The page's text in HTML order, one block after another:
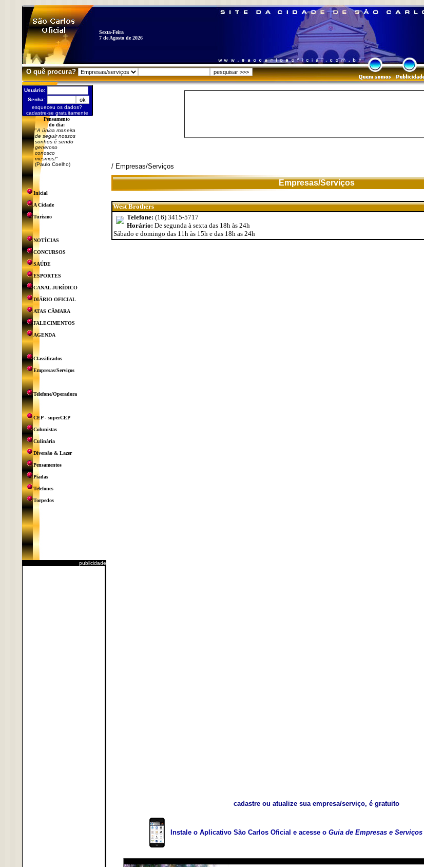
Sexta-Feira
7 de Agosto de 2026
O quê procura?
Usuário:
Senha:
esqueceu os dados?
cadastre-se gratuitamente
Pensamento
do dia:
"A única maneira
de seguir nossos
sonhos é sendo
generoso
conosco
mesmos!"
(Paulo Coelho)
Inicial
A Cidade
Turismo
NOTÍCIAS
CONCURSOS
SAÚDE
ESPORTES
CANAL JURÍDICO
DIÁRIO OFICIAL
ATAS CÂMARA
FALECIMENTOS
AGENDA
Classificados
Empresas/Serviços
Telefone/Operadora
CEP - superCEP
Colunistas
Culinária
Diversão & Lazer
Pensamentos
Piadas
Telefones
Torpedos
publicidade
/ Empresas/Serviços
Empresas/Serviços
West Brothers
Telefone: (16) 3415-5717
Horário: De segunda à sexta das 18h às 24h
Sábado e domingo das 11h às 15h e das 18h as 24h
cadastre ou atualize sua empresa/serviço, é gratuito
Instale o Aplicativo São Carlos Oficial e acesse o Guia de Empresas e Serviços